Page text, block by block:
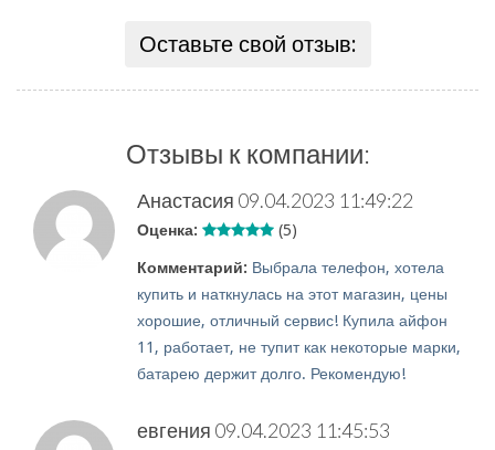
Оставьте свой отзыв:
Отзывы к компании:
Анастасия 09.04.2023 11:49:22
Оценка: (5)
Комментарий: Выбрала телефон, хотела
купить и наткнулась на этот магазин, цены
хорошие, отличный сервис! Купила айфон
11, работает, не тупит как некоторые марки,
батарею держит долго. Рекомендую!
евгения 09.04.2023 11:45:53